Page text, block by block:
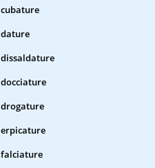
cubature
dature
dissaldature
docciature
drogature
erpicature
falciature